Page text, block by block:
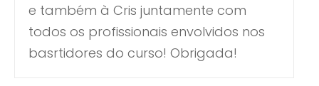
e também à Cris juntamente com
todos os profissionais envolvidos nos
basrtidores do curso! Obrigada!